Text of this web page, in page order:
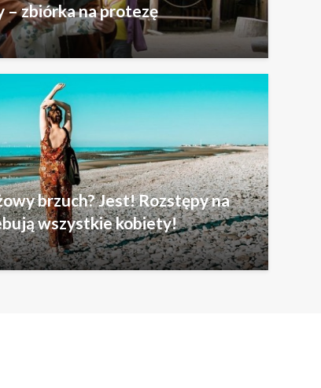
zbiórka na protezę
brzuch? Jest! Rozstępy na
wszystkie kobiety!